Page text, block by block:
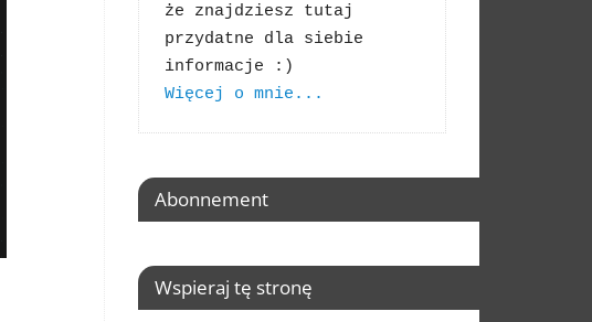
że znajdziesz tutaj
przydatne dla siebie
Więcej o mnie...
Abonnement
Wspieraj tę stronę